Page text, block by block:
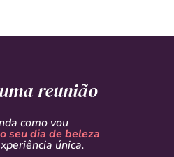
reunião
como vou
seu dia de beleza
única.